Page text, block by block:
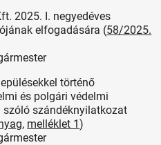
2025. I. negyedéves
elfogadására (58/2025.
történő
és polgári védelmi
szándéknyilatkozat
, melléklet 1)